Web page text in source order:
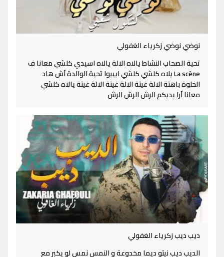
نوضي نوضي زكرياء الغفولي
تحية الصحاب النشاط يالاه الالة يالاه اسيدي كلشي معانا ف
La scène يلاه كلشي كلشي ايييوا تحية الوالدة آش هاد
الحلوة باهتة الالة غيتة الالة غيتة الالة غيتة يالاه كلشي
معانا آرا يديكم الرش الرش الرش
ديب ديب زكرياء الغفولي
الديب ديب نيتو ديما مخدوعة و النمس نمس لو يكبر مع